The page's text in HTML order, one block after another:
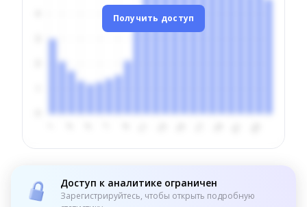
Получить доступ
Доступ к аналитике ограничен
Зарегистрируйтесь, чтобы открыть подробную